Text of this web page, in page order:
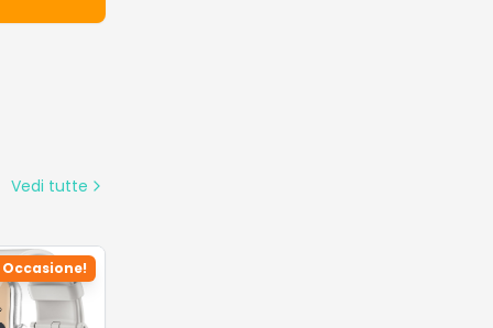
Vedi tutte
Occasione!